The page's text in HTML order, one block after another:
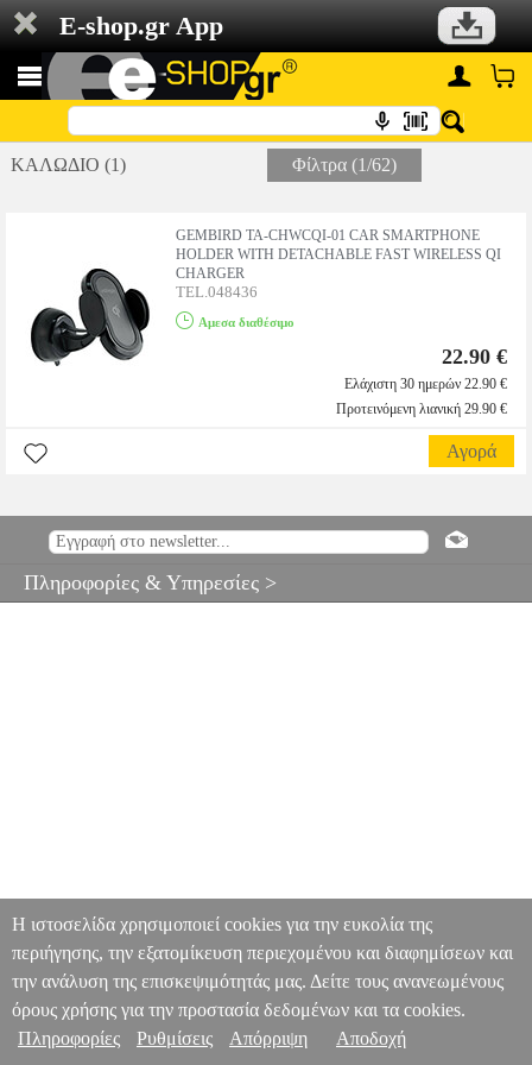
E-shop.gr App
ΚΑΛΩΔΙΟ (1) Φίλτρα (1/62)
GEMBIRD TA-CHWCQI-01 CAR SMARTPHONE
HOLDER WITH DETACHABLE FAST WIRELESS QI
CHARGER
TEL.048436
Αμεσα διαθέσιμο
22.90 €
Ελάχιστη 30 ημερών 22.90 €
Προτεινόμενη λιανική 29.90 €
Αγορά
Πληροφορίες & Υπηρεσίες >
Η ιστοσελίδα χρησιμοποιεί cookies για την ευκολία της
περιήγησης, την εξατομίκευση περιεχομένου και διαφημίσεων και
την ανάλυση της επισκεψιμότητάς μας. Δείτε τους ανανεωμένους
όρους χρήσης για την προστασία δεδομένων και τα cookies.
Πληροφορίες
Ρυθμίσεις Απόρριψη Αποδοχή